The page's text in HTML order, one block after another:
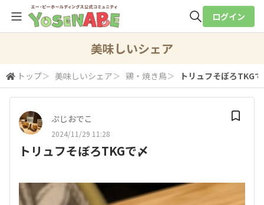
検索
ログイン
美味しいシェア
トップ＞ 美味しいシェア＞ 鶏・焼き鳥＞ トリュフそぼろTKG
ぷじおでこ
2024/11/29 11:28
トリュフそぼろTKGで〆